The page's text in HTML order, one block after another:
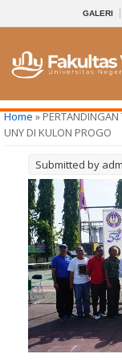
GALERI
You are here
Home» PERTANDINGAN
UNY DI KULON PROGO
Submitted by